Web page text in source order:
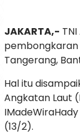
JAKARTA,-
pembongkaran
Tangerang,
Hal itu
Angkatan Laut
(13/2).